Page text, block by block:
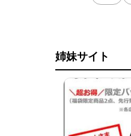
姉妹サイト